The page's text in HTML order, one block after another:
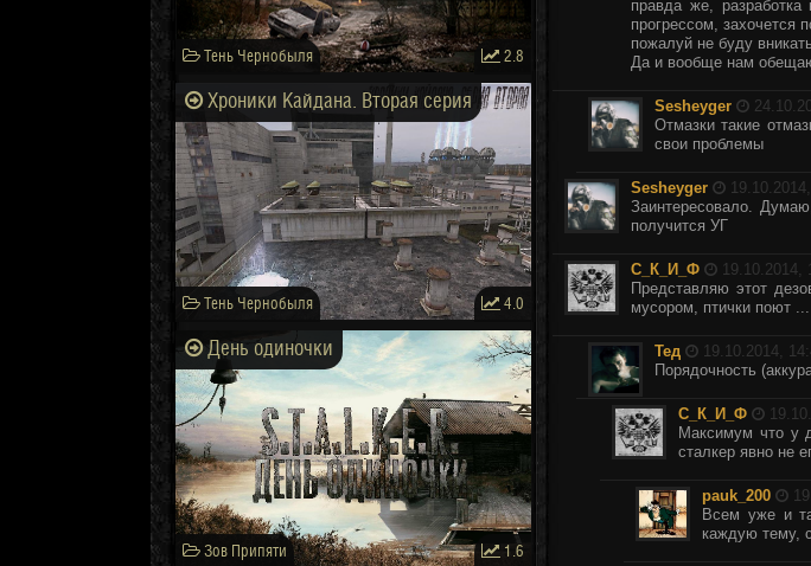
правда же, разработка
прогрессом, захочется
пожалуй не буду
Да и вообще нам
Sesheyger
Отмазки такие
свои проблемы
Sesheyger
Заинтересовало.
получится УГ
С_К_И_Ф 19.10.2014,
Представляю этот
мусором, птички поют ...
Тед 19.10.2014,
Порядочность
С_К_И_Ф
Максимум что у
сталкер явно не
pauk_200
Всем уже и
каждую тему,
Тень Чернобыля 2.8
Хроники Кайдана. Вторая серия
Тень Чернобыля 4.0
День одиночки
Зов Припяти 1.6